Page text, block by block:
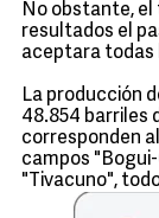
No obstante, el
resultados el
aceptara todas
La producción
48.854 barriles
corresponden
campos
"Tivacuno",